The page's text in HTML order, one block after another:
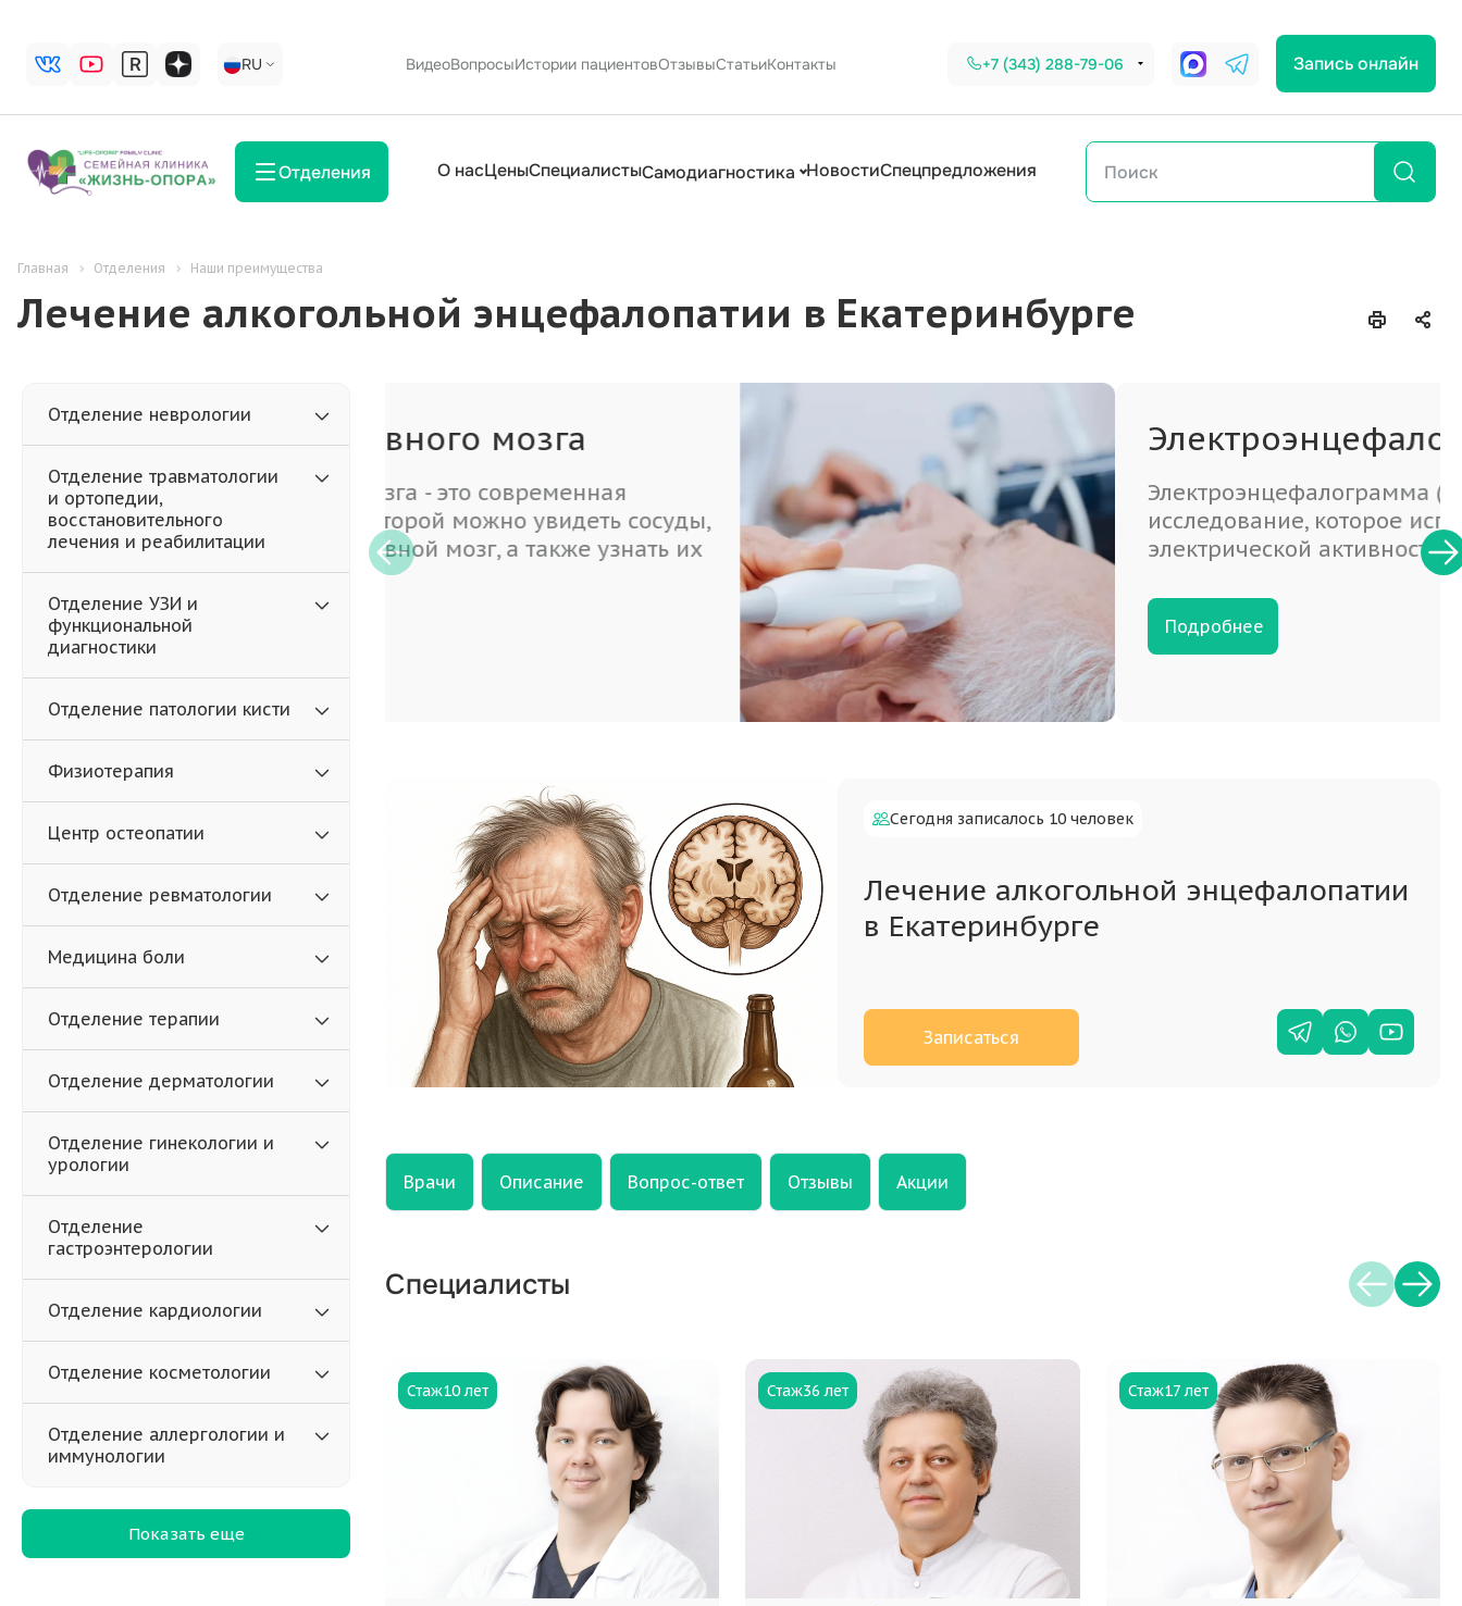
RU ВидеоВопросыИстории пациентовОтзывыСтатьиКонтакты +7 (343) 288-79-06 Запись онлайн
Отделения О насЦеныСпециалистыСамодиагностика НовостиСпецпредложения
Главная Отделения Наши преимущества
Лечение алкогольной энцефалопатии в Екатеринбурге
Отделение неврологии
Отделение травматологии
и ортопедии,
восстановительного
лечения и реабилитации
Отделение УЗИ и
функциональной
диагностики
Отделение патологии кисти
Физиотерапия
Центр остеопатии
Отделение ревматологии
Медицина боли
Отделение терапии
Отделение дерматологии
Отделение гинекологии и
урологии
Отделение
гастроэнтерологии
Отделение кардиологии
Отделение косметологии
Отделение аллергологии и
иммунологии
Показать еще
Невролог
В нашей семейной клинике “Жизнь-Опора” вы можете
записаться на прием к высококвалифицированному
врачу неврологу. У нас созданы самые комфортные
условия для лечения неврологических расстройств у
пациентов любого пола и возраста
Сегодня записалось 10 человек
Лечение алкогольной энцефалопатии
в Екатеринбурге
Записаться
Врачи Описание Вопрос-ответ Отзывы Акции
Специалисты
Стаж10 лет Стаж36 лет Стаж17 лет